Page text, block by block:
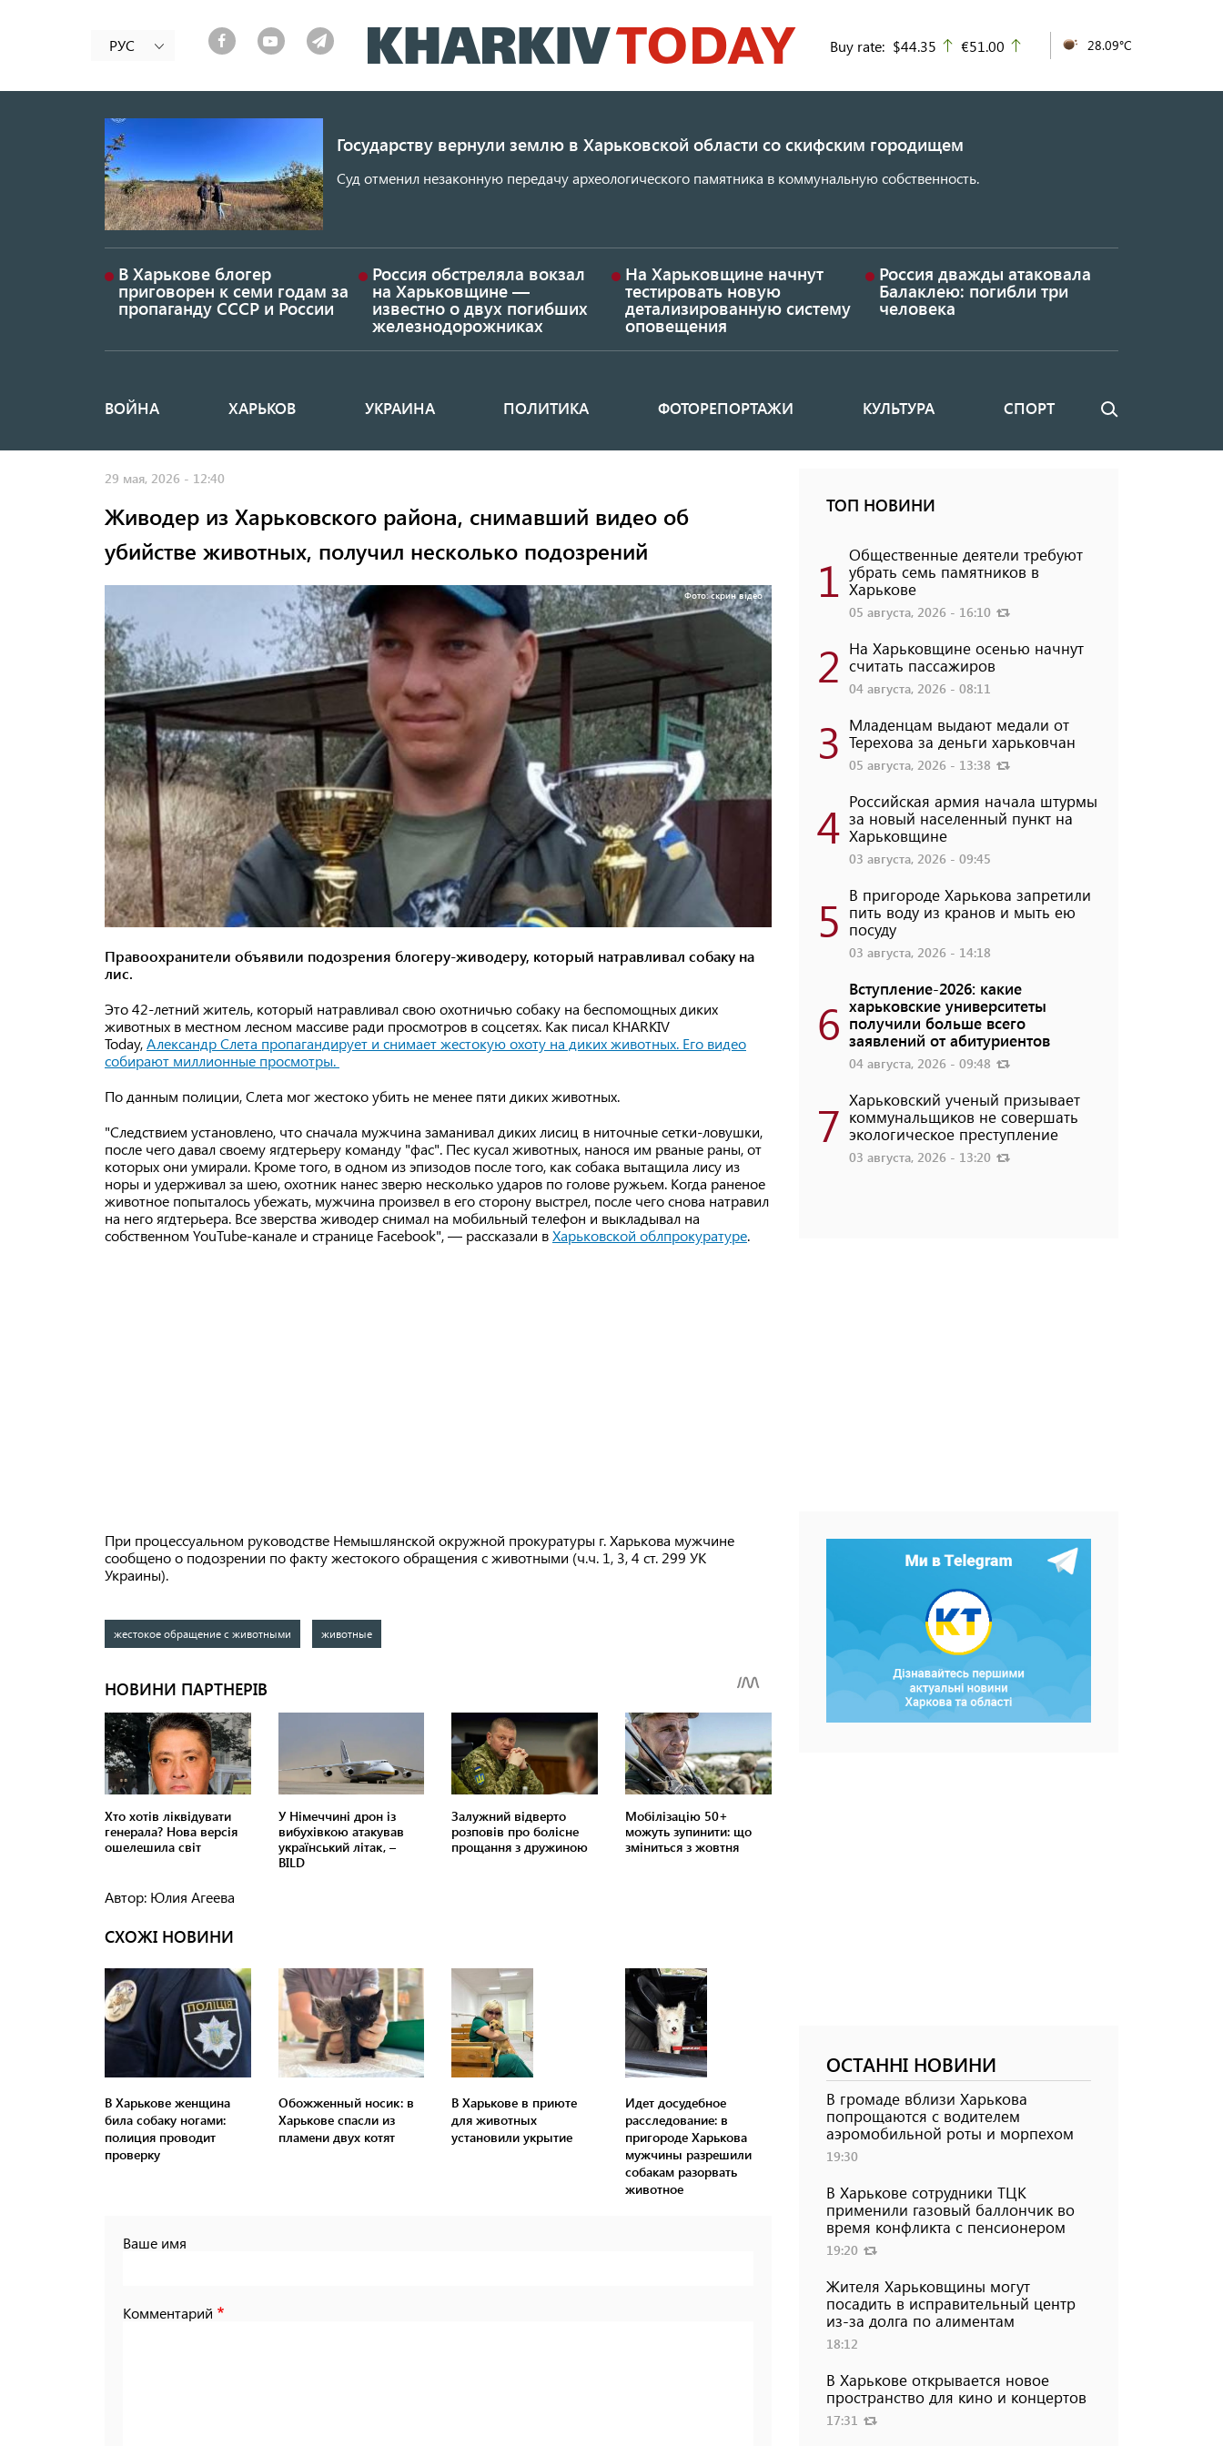
к
основному
РУС Buy rate: $44.35 up
€51.00 28.09°C
Государству вернули землю в Харьковской области со скифским городищем
Суд отменил незаконную передачу археологического памятника в коммунальную собственность.
В Харькове блогер
приговорен к семи годам за
пропаганду СССР и России
Россия обстреляла вокзал
на Харьковщине —
известно о двух погибших
железнодорожниках
На Харьковщине начнут
тестировать новую
детализированную систему
оповещения
Россия дважды атаковала
Балаклею: погибли три
человека
Основная
ВОЙНА ХАРЬКОВ УКРАИНА ПОЛИТИКА ФОТОРЕПОРТАЖИ КУЛЬТУРА СПОРТ Поиск
29 мая, 2026 - 12:40
Живодер из Харьковского района, снимавший видео об
убийстве животных, получил несколько подозрений
Фото: скрин відео
Правоохранители объявили подозрения блогеру-живодеру, который натравливал собаку на
лис.
Это 42-летний житель, который натравливал свою охотничью собаку на беспомощных диких
животных в местном лесном массиве ради просмотров в соцсетях. Как писал KHARKIV
Today,Александр Слета пропагандирует и снимает жестокую охоту на диких животных. Его видео
собирают миллионные просмотры.
По данным полиции, Слета мог жестоко убить не менее пяти диких животных.
"Следствием установлено, что сначала мужчина заманивал диких лисиц в ниточные сетки-ловушки,
после чего давал своему ягдтерьеру команду "фас". Пес кусал животных, нанося им рваные раны, от
которых они умирали. Кроме того, в одном из эпизодов после того, как собака вытащила лису из
норы и удерживал за шею, охотник нанес зверю несколько ударов по голове ружьем. Когда раненое
животное попыталось убежать, мужчина произвел в его сторону выстрел, после чего снова натравил
на него ягдтерьера. Все зверства живодер снимал на мобильный телефон и выкладывал на
собственном YouTube-канале и странице Facebook", — рассказали вХарьковской облпрокуратуре.
При процессуальном руководстве Немышлянской окружной прокуратуры г. Харькова мужчине
сообщено о подозрении по факту жестокого обращения с животными (ч.ч. 1, 3, 4 ст. 299 УК
Украины).
жестокое обращение с животными животные
Автор: Юлия Агеева
СХОЖІ НОВИНИ
В Харькове женщина
била собаку ногами:
полиция проводит
проверку
Обожженный носик: в
Харькове спасли из
пламени двух котят
В Харькове в приюте
для животных
установили укрытие
Идет досудебное
расследование: в
пригороде Харькова
мужчины разрешили
собакам разорвать
животное
Ваше имя
Комментарий
ТОП НОВИНИ
1 Общественные деятели требуют
убрать семь памятников в
Харькове
05 августа, 2026 - 16:10
2 На Харьковщине осенью начнут
считать пассажиров
04 августа, 2026 - 08:11
3 Младенцам выдают медали от
Терехова за деньги харьковчан
05 августа, 2026 - 13:38
4 Российская армия начала штурмы
за новый населенный пункт на
Харьковщине
03 августа, 2026 - 09:45
5 В пригороде Харькова запретили
пить воду из кранов и мыть ею
посуду
03 августа, 2026 - 14:18
6
Вступление-2026: какие
харьковские университеты
получили больше всего
заявлений от абитуриентов
04 августа, 2026 - 09:48
7 Харьковский ученый призывает
коммунальщиков не совершать
экологическое преступление
03 августа, 2026 - 13:20
ОСТАННІ НОВИНИ
В громаде вблизи Харькова
попрощаются с водителем
аэромобильной роты и морпехом
19:30
В Харькове сотрудники ТЦК
применили газовый баллончик во
время конфликта с пенсионером
19:20
Жителя Харьковщины могут
посадить в исправительный центр
из-за долга по алиментам
18:12
В Харькове открывается новое
пространство для кино и концертов
17:31